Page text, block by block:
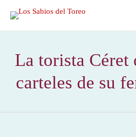
La torista Céret
carteles de su